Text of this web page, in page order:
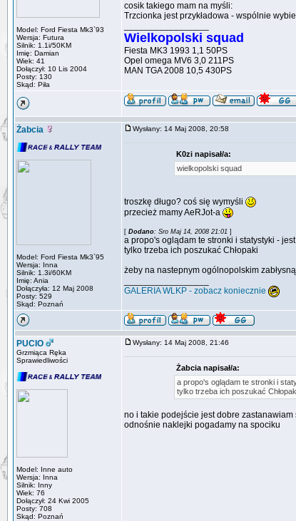
Model: Ford Fiesta Mk3`93
Wersja: Futura
Silnik: 1.1i/50KM
Imię: Damian
Wiek: 41
Dołączył: 10 Lis 2004
Posty: 130
Skąd: Piła
cosik takiego mam na myśli:
Trzcionka jest przykładowa - wspólnie
Wielkopolski squad
Fiesta MK3 1993 1,1 50PS
Opel omega MV6 3,0 211PS
MAN TGA 2008 10,5 430PS
Żabcia
Model: Ford Fiesta Mk3`95
Wersja: Inna
Silnik: 1.3i/60KM
Imię: Ania
Dołączyła: 12 Maj 2008
Posty: 529
Skąd: Poznań
Wysłany: 14 Maj 2008, 20:58
K0zi napisał/a:
wielkopolski squad
troszkę długo? coś się wymyśli
przecież mamy AeRJot-a
[ Dodano: Sro Maj 14, 2008 21:01 ]
a propo's oglądam te stronki i statystyki -
tylko trzeba ich poszukać Chłopaki
żeby na nastepnym ogólnopolskim
GALERIA WLKP - zobacz koniecznie
PUCIO
Grzmiąca Ręka
Sprawiedliwości
Model: Inne auto
Wersja: Inna
Silnik: Inny
Wiek: 76
Dołączył: 24 Kwi 2005
Posty: 708
Skąd: Poznań
Wysłany: 14 Maj 2008, 21:46
Żabcia napisał/a:
a propo's oglądam te stronki i
tylko trzeba ich poszukać
no i takie podejście jest dobre
odnośnie naklejki pogadamy na spociku